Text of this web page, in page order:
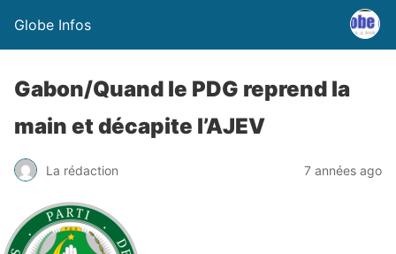
Globe Infos
Gabon/Quand le PDG reprend la
main et décapite l’AJEV
La rédaction 7 années ago